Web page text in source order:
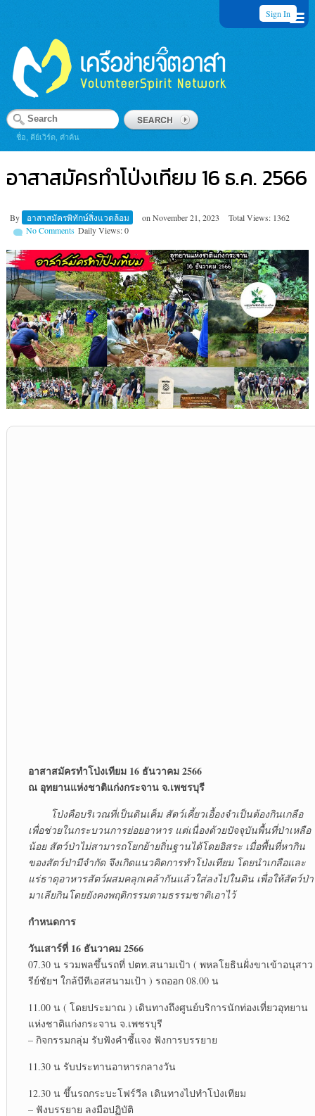
Sign In
ชื่อ, คีย์เวิร์ด, คำค้น
อาสาสมัครทำโป่งเทียม 16 ธ.ค. 2566
By อาสาสมัครพิทักษ์สิ่งแวดล้อม on November 21, 2023
Total Views: 1362
Daily Views: 0
No Comments
อาสาสมัครทำโป่งเทียม 16 ธันวาคม 2566
ณ อุทยานแห่งชาติแก่งกระจาน จ.เพชรบุรี
โป่งคือบริเวณที่เป็นดินเค็ม สัตว์เคี้ยวเอื้องจำเป็นต้องกินเกลือ
เพื่อช่วยในกระบวนการย่อยอาหาร แต่เนื่องด้วยปัจจุบันพื้นที่ป่าเหลือ
น้อย สัตว์ป่าไม่สามารถโยกย้ายถิ่นฐานได้โดยอิสระ เมื่อพื้นที่หากิน
ของสัตว์ป่ามีจำกัด จึงเกิดแนวคิดการทำโป่งเทียม โดยนำเกลือและ
แร่ธาตุอาหารสัตว์ผสมคลุกเคล้ากันแล้วใส่ลงไปในดิน เพื่อให้สัตว์ป่า
มาเลียกินโดยยังคงพฤติกรรมตามธรรมชาติเอาไว้
กำหนดการ
วันเสาร์ที่ 16 ธันวาคม 2566
07.30 น รวมพลขึ้นรถที่ ปตท.สนามเป้า ( พหลโยธินฝั่งขาเข้าอนุสาว
รีย์ชัยฯ ใกล้บีทีเอสสนามเป้า ) รถออก 08.00 น
11.00 น ( โดยประมาณ ) เดินทางถึงศูนย์บริการนักท่องเที่ยวอุทยาน
แห่งชาติแก่งกระจาน จ.เพชรบุรี
– กิจกรรมกลุ่ม รับฟังคำชี้แจง ฟังการบรรยาย
11.30 น รับประทานอาหารกลางวัน
12.30 น ขึ้นรถกระบะโฟร์วีล เดินทางไปทำโป่งเทียม
– ฟังบรรยาย ลงมือปฏิบัติ